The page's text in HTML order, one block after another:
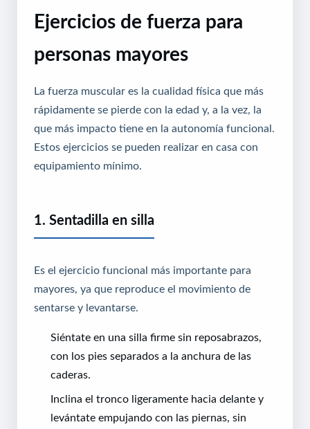
Ejercicios de fuerza para
personas mayores
La fuerza muscular es la cualidad física que más
rápidamente se pierde con la edad y, a la vez, la
que más impacto tiene en la autonomía funcional.
Estos ejercicios se pueden realizar en casa con
equipamiento mínimo.
1. Sentadilla en silla
Es el ejercicio funcional más importante para
mayores, ya que reproduce el movimiento de
sentarse y levantarse.
Siéntate en una silla firme sin reposabrazos,
con los pies separados a la anchura de las
caderas.
Inclina el tronco ligeramente hacia delante y
levántate empujando con las piernas, sin